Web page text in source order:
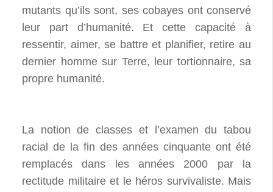
mutants qu’ils sont, ses cobayes ont conservé
leur part d’humanité. Et cette capacité à
ressentir, aimer, se battre et planifier, retire au
dernier homme sur Terre, leur tortionnaire, sa
propre humanité.
La notion de classes et l’examen du tabou
racial de la fin des années cinquante ont été
remplacés dans les années 2000 par la
rectitude militaire et le héros survivaliste. Mais